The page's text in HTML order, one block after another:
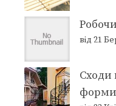
від 21
Сходи